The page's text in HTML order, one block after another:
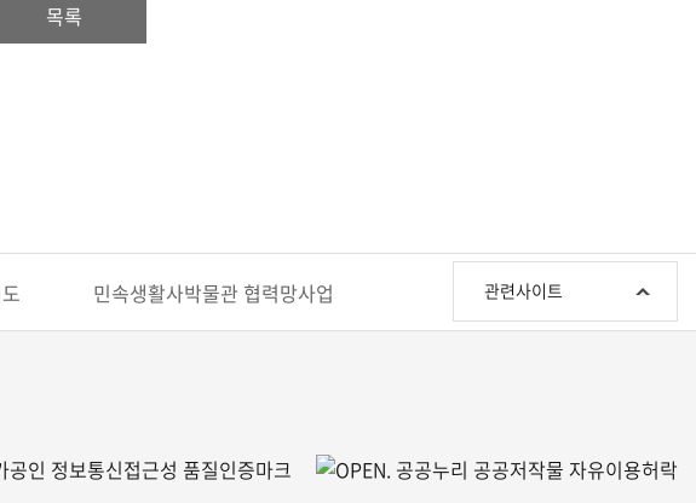
목록
민속생활사박물관 협력망사업
관
사
이
관련사이트